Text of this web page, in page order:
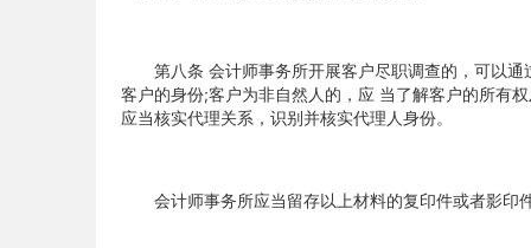
第八条 会计师事务所开展客户尽职调查的，可以通
客户的身份;客户为非自然人的，应 当了解客户的所有
应当核实代理关系，识别并核实代理人身份。
会计师事务所应当留存以上材料的复印件或者影印